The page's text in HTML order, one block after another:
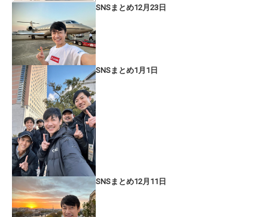
SNSまとめ12月23日
SNSまとめ1月1日
SNSまとめ12月11日